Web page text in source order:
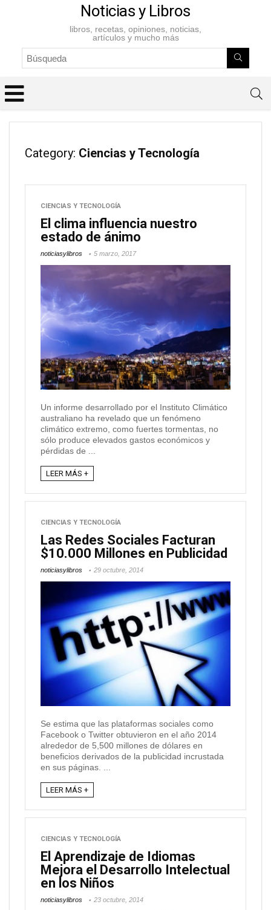
Noticias y Libros
libros, recetas, opiniones, noticias,
artículos y mucho más
Category: Ciencias y Tecnología
CIENCIAS Y TECNOLOGÍA
El clima influencia nuestro
estado de ánimo
noticiasylibros 5 marzo, 2017
Un informe desarrollado por el Instituto Climático
australiano ha revelado que un fenómeno
climático extremo, como fuertes tormentas, no
sólo produce elevados gastos económicos y
pérdidas de ...
LEER MÁS +
CIENCIAS Y TECNOLOGÍA
Las Redes Sociales Facturan
$10.000 Millones en Publicidad
noticiasylibros 29 octubre, 2014
Se estima que las plataformas sociales como
Facebook o Twitter obtuvieron en el año 2014
alrededor de 5,500 millones de dólares en
beneficios derivados de la publicidad incrustada
en sus páginas. ...
LEER MÁS +
CIENCIAS Y TECNOLOGÍA
El Aprendizaje de Idiomas
Mejora el Desarrollo Intelectual
en los Niños
noticiasylibros 23 octubre, 2014